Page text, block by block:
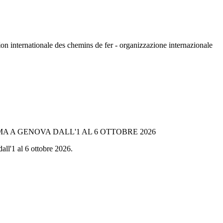
internationale des chemins de fer - organizzazione internazionale
A GENOVA DALL'1 AL 6 OTTOBRE 2026
al 6 ottobre 2026.